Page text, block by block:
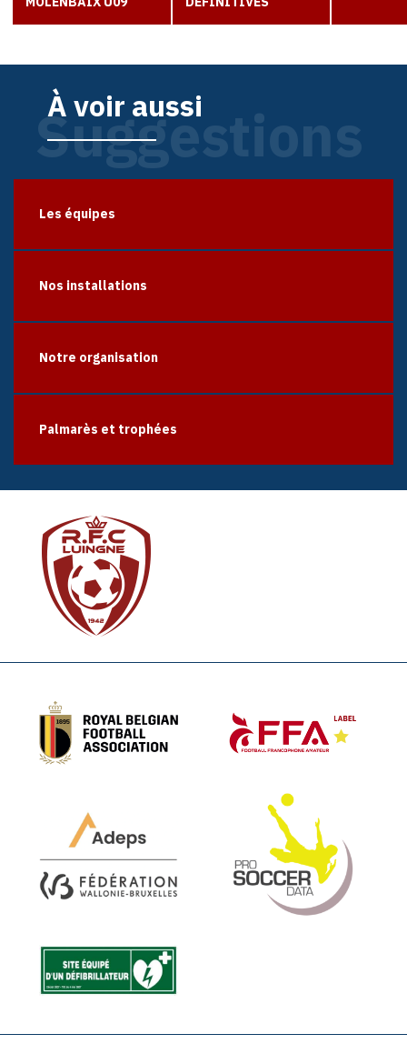
À voir aussi
Suggestions
Les équipes
Nos installations
Notre organisation
Palmarès et trophées